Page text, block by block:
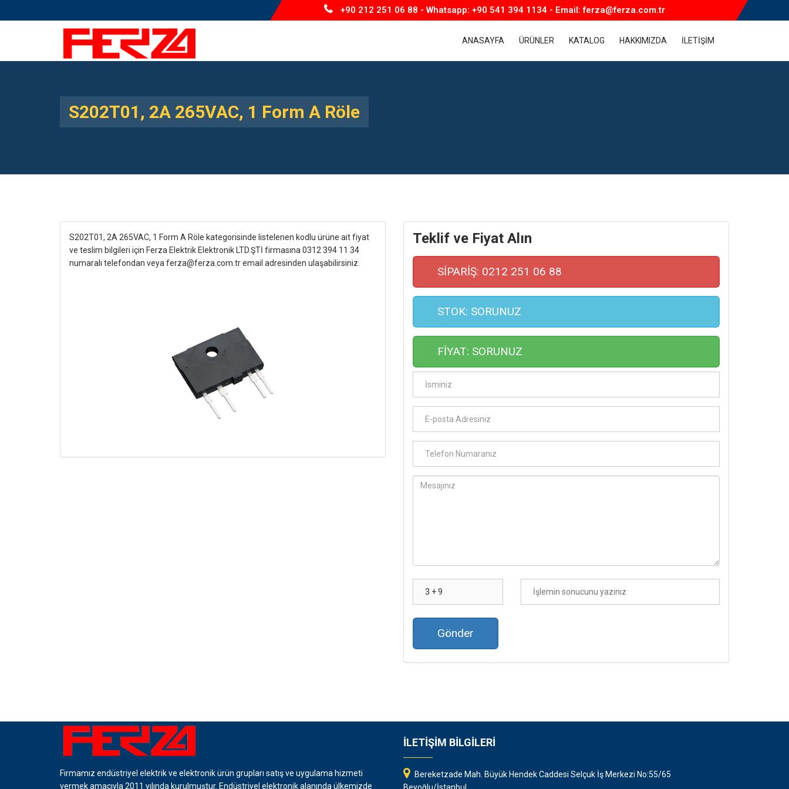
+90 212 251 06 88 - Whatsapp: +90 541 394 1134 - Email: ferza@ferza.com.tr
ANASAYFA ÜRÜNLER KATALOG HAKKIMIZDA İLETİŞİM
S202T01, 2A 265VAC, 1 Form A Röle
S202T01, 2A 265VAC, 1 Form A Röle kategorisinde listelenen kodlu ürüne ait fiyat
ve teslim bilgileri için Ferza Elektrik Elektronik LTD.ŞTİ firmasına 0312 394 11 34
numaralı telefondan veya ferza@ferza.com.tr email adresinden ulaşabilirsiniz.
Teklif ve Fiyat Alın
SİPARİŞ: 0212 251 06 88
STOK: SORUNUZ
FİYAT: SORUNUZ
Gönder
Firmamız endüstriyel elektrik ve elektronik ürün grupları satış ve uygulama hizmeti
vermek amacıyla 2011 yılında kurulmuştur. Endüstriyel elektronik alanında ülkemizde
İLETİŞİM BİLGİLERİ
Bereketzade Mah. Büyük Hendek Caddesi Selçuk İş Merkezi No:55/65